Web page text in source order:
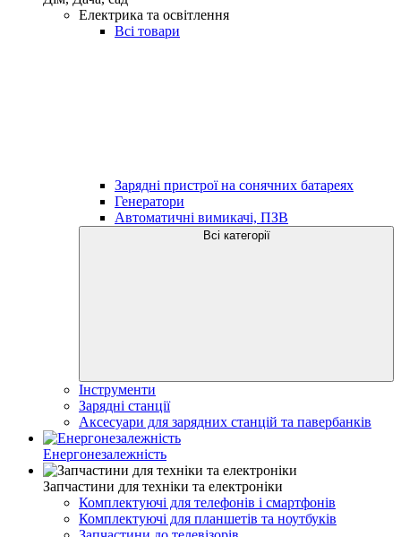
Електрика та освітлення
Всі товари
Зарядні пристрої на сонячних батареях
Генератори
Автоматичні вимикачі, ПЗВ
Всі категорії
Інструменти
Зарядні станції
Аксесуари для зарядних станцій та павербанків
Енергонезалежність
Запчастини для техніки та електроніки
Комплектуючі для телефонів і смартфонів
Комплектуючі для планшетів та ноутбуків